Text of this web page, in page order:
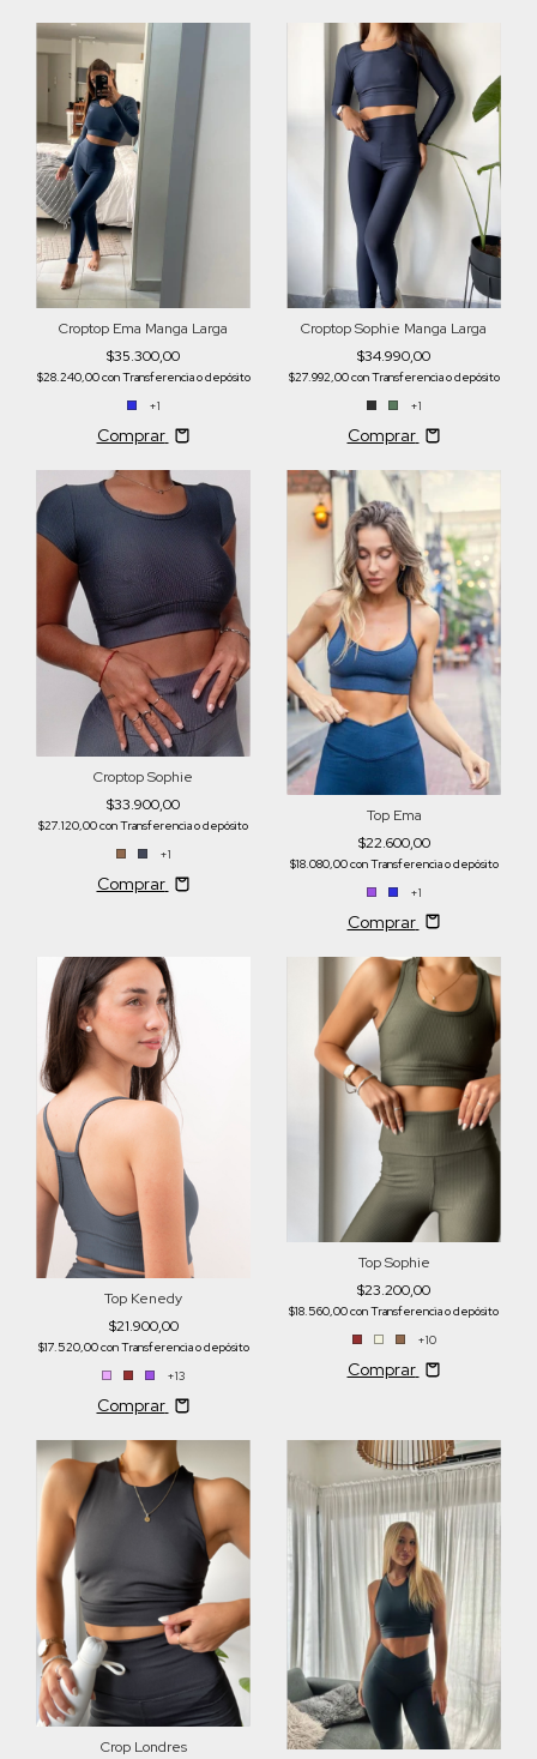
Croptop Ema Manga Larga
$35.300,00
$28.240,00conTransferencia o depósito
+1
Comprar
Croptop Sophie Manga Larga
$34.990,00
$27.992,00conTransferencia o depósito
+1
Comprar
Croptop Sophie
$33.900,00
$27.120,00conTransferencia o depósito
+1
Comprar
Top Ema
$22.600,00
$18.080,00conTransferencia o depósito
+1
Comprar
Top Kenedy
$21.900,00
$17.520,00conTransferencia o depósito
+13
Comprar
Top Sophie
$23.200,00
$18.560,00conTransferencia o depósito
+10
Comprar
Crop Londres